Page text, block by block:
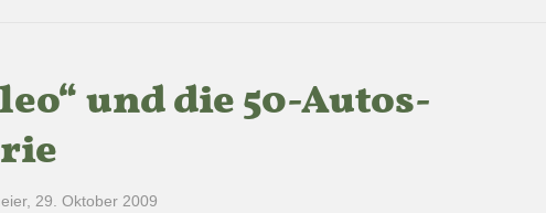
und die 50-Autos-
, 29. Oktober 2009